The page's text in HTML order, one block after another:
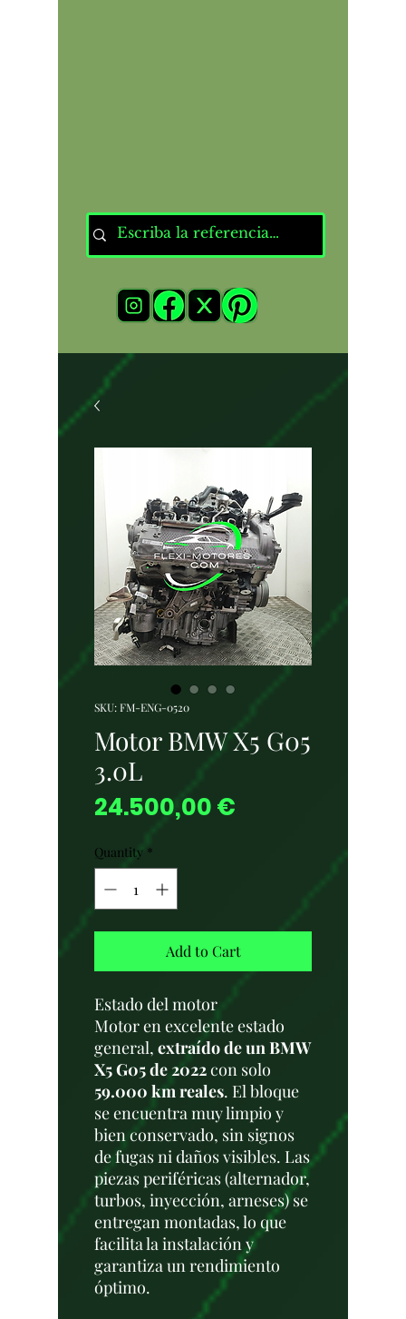
SKU: FM-ENG-0520
Motor BMW X5 G05
3.0L
24.500,00 €
Quantity *
Add to Cart
Estado del motor
Motor en excelente estado
general, extraído de un BMW
X5 G05 de 2022con solo
59.000 km reales. El bloque
se encuentra muy limpio y
bien conservado, sin signos
de fugas ni daños visibles. Las
piezas periféricas (alternador,
turbos, inyección, arneses) se
entregan montadas, lo que
facilita la instalación y
garantiza un rendimiento
óptimo.